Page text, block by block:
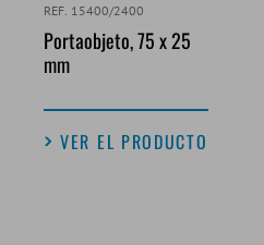
REF. 15400/2400
Portaobjeto, 75 x 25
mm
VER EL PRODUCTO